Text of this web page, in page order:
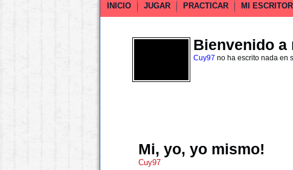
INICIO JUGAR PRACTICAR MI
Bienvenido a
Cuy97 no ha escrito nada en
Mi, yo, yo mismo!
Cuy97